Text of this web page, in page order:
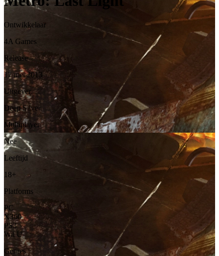
Ontwikkelaar
4A Games
Release
17 mei 2013
Uitgever
Deep Silver
Multiplayer
Nee
Leeftijd
18+
Platforms
PC
X360
PS3
Wii U
Genres